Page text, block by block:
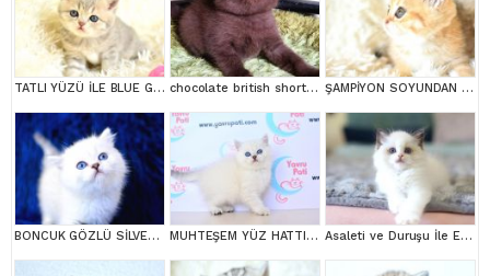
TATLI YÜZÜ İLE BLUE GOLDEN BRİTİSH SHORTHAİR chocolate british shortair ŞAMPİYON SOYUNDAN GOLDEN NY11 BRİTİSH SHORTHAİR YAVRUMUZ erkek
BONCUK GÖZLÜ SİLVER BRİTİSH SHORTHAİR NS1133 MUHTEŞEM YÜZ HATTI SİLVER BRİTİSH SHORTHAİR NS1133 Asaleti ve Duruşu İle Eşsiz Güzellikte Ragdoll